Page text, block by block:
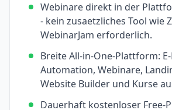
Webinare direkt in der
- kein zusaetzliches Tool wie
WebinarJam erforderlich.
Breite All-in-One-Plattform:
Automation, Webinare,
Website Builder und Kurse
Dauerhaft kostenloser Free-